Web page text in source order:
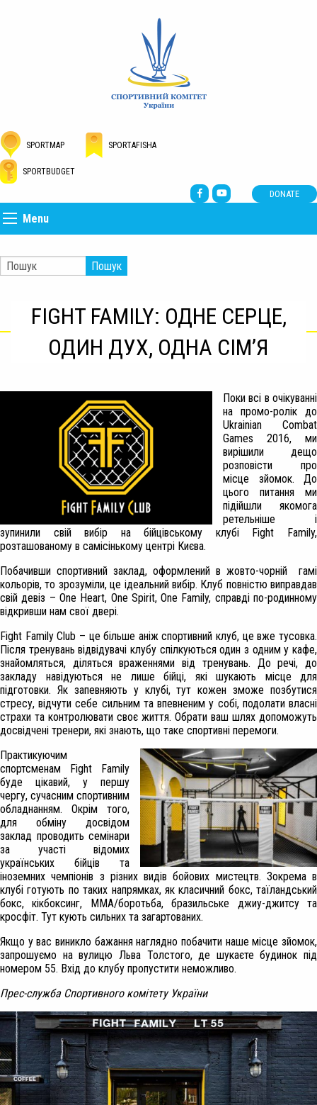
SPORTMAP SPORTAFISHA
SPORTBUDGET
DONATE
Menu
Пошук
FIGHT FAMILY: ОДНЕ СЕРЦЕ,
ОДИН ДУХ, ОДНА СІМ’Я
Поки всі в очікуванні
на промо-ролік до
Ukrainian Combat
Games 2016, ми
вирішили дещо
розповісти про
місце зйомок. До
цього питання ми
підійшли якомога
ретельніше і
зупинили свій вибір на бійцівському клубі Fight Family,
розташованому в самісінькому центрі Києва.
Побачивши спортивний заклад, оформлений в жовто-чорній гамі
кольорів, то зрозуміли, це ідеальний вибір. Клуб повністю виправдав
свій девіз – One Heart, One Spirit, One Family, справді по-родинному
відкривши нам свої двері.
Fight Family Club – це більше аніж спортивний клуб, це вже тусовка.
Після тренувань відвідувачі клубу спілкуються один з одним у кафе,
знайомляться, діляться враженнями від тренувань. До речі, до
закладу навідуються не лише бійці, які шукають місце для
підготовки. Як запевняють у клубі, тут кожен зможе позбутися
стресу, відчути себе сильним та впевненим у собі, подолати власні
страхи та контролювати своє життя. Обрати ваш шлях допоможуть
досвідчені тренери, які знають, що таке спортивні перемоги.
Практикуючим
спортсменам Fight Family
буде цікавий, у першу
чергу, сучасним спортивним
обладнанням. Окрім того,
для обміну досвідом
заклад проводить семінари
за участі відомих
українських бійців та
іноземних чемпіонів з різних видів бойових мистецтв. Зокрема в
клубі готують по таких напрямках, як класичний бокс, таїландський
бокс, кікбоксинг, ММА/боротьба, бразильське джиу-джитсу та
кросфіт. Тут кують сильних та загартованих.
Якщо у вас виникло бажання наглядно побачити наше місце зйомок,
запрошуємо на вулицю Льва Толстого, де шукаєте будинок під
номером 55. Вхід до клубу пропустити неможливо.
Прес-служба Спортивного комітету України